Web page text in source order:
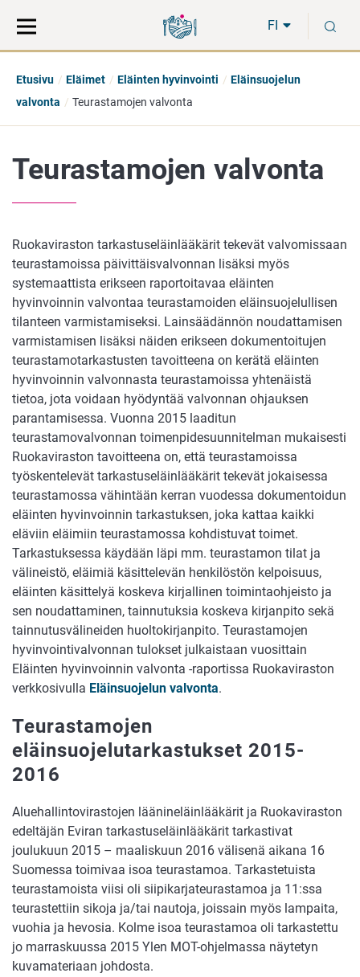
suoraan
sisältöön
koko
sivuston
FI
Etusivu Eläimet Eläinten hyvinvointi
Eläinsuojelun
valvonta
Teurastamojen valvonta
Teurastamojen valvonta
Ruokaviraston tarkastuseläinlääkärit tekevät valvomissaan
teurastamoissa päivittäisvalvonnan lisäksi myös
systemaattista erikseen raportoitavaa eläinten
hyvinvoinnin valvontaa teurastamoiden eläinsuojelullisen
tilanteen varmistamiseksi. Lainsäädännön noudattamisen
varmistamisen lisäksi näiden erikseen dokumentoitujen
teurastamotarkastusten tavoitteena on kerätä eläinten
hyvinvoinnin valvonnasta teurastamoissa yhtenäistä
tietoa, jota voidaan hyödyntää valvonnan ohjauksen
parantamisessa. Vuonna 2015 laaditun
teurastamovalvonnan toimenpidesuunnitelman mukaisesti
Ruokaviraston tavoitteena on, että teurastamoissa
työskentelevät tarkastuseläinlääkärit tekevät jokaisessa
teurastamossa vähintään kerran vuodessa dokumentoidun
eläinten hyvinvoinnin tarkastuksen, joka kattaa kaikki
eläviin eläimiin teurastamossa kohdistuvat toimet.
Tarkastuksessa käydään läpi mm. teurastamon tilat ja
välineistö, eläimiä käsittelevän henkilöstön kelpoisuus,
eläinten käsittelyä koskeva kirjallinen toimintaohjeisto ja
sen noudattaminen, tainnutuksia koskeva kirjanpito sekä
tainnutusvälineiden huoltokirjanpito. Teurastamojen
hyvinvointivalvonnan tulokset julkaistaan vuosittain
Eläinten hyvinvoinnin valvonta -raportissa Ruokaviraston
verkkosivulla Eläinsuojelun valvonta.
Teurastamojen
eläinsuojelutarkastukset 2015-
2016
Aluehallintovirastojen läänineläinlääkärit ja Ruokaviraston
edeltäjän Eviran tarkastuseläinlääkärit tarkastivat
joulukuun 2015 – maaliskuun 2016 välisenä aikana 16
Suomessa toimivaa isoa teurastamoa. Tarkastetuista
teurastamoista viisi oli siipikarjateurastamoa ja 11:ssa
teurastettiin sikoja ja/tai nautoja, joissain myös lampaita,
vuohia ja hevosia. Kolme isoa teurastamoa oli tarkastettu
jo marraskuussa 2015 Ylen MOT-ohjelmassa näytetyn
kuvamateriaan johdosta.